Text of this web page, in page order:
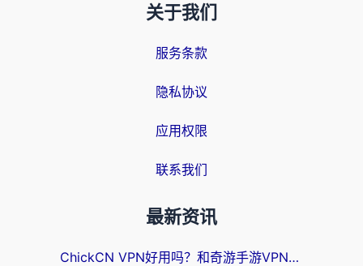
关于我们
服务条款
隐私协议
应用权限
联系我们
最新资讯
ChickCN VPN好用吗？和奇游手游VPN对比哪个回国效果更好？海外党亲测实用指南